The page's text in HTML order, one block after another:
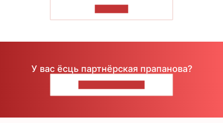
У вас ёсць партнёрская прапанова?